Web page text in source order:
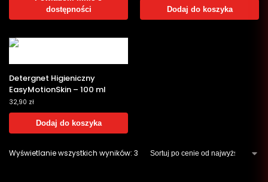
dostępności
Dodaj do koszyka
Detergnet Higieniczny
EasyMotionSkin – 100 ml
32,90 zł
Dodaj do koszyka
Wyświetlanie wszystkich wyników: 3